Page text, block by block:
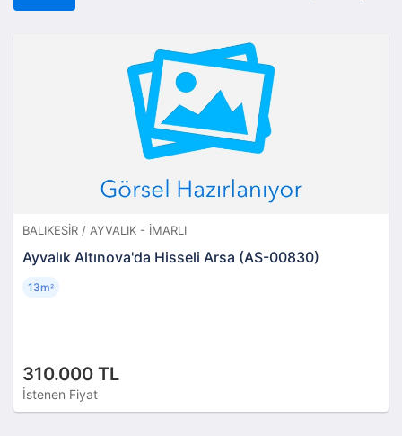
BALIKESIR / AYVALIK - İMARLI
Ayvalık Altınova'da Hisseli Arsa (AS-00830)
310.000 TL
İstenen Fiyat
13m²